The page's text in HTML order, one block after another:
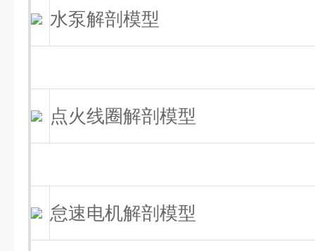
水泵解剖模型
点火线圈解剖模型
怠速电机解剖模型